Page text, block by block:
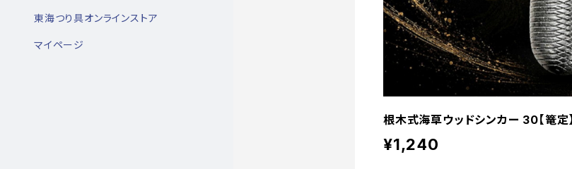
根木式海草ウッドシンカー 30【篭定】
¥1,240
東海つり具オンラインストア
マイページ